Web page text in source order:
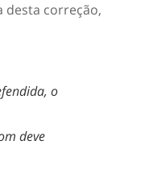
desta correção,
o
deve